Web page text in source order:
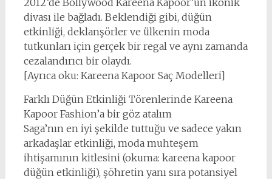
2012’de Bollywood Kareena Kapoor’un ikonik
divası ile bağladı. Beklendiği gibi, düğün
etkinliği, deklanşörler ve ülkenin moda
tutkunları için gerçek bir regal ve aynı zamanda
cezalandırıcı bir olaydı.
[Ayrıca oku: Kareena Kapoor Saç Modelleri]
Farklı Düğün Etkinliği Törenlerinde Kareena
Kapoor Fashion’a bir göz atalım
Saga’nın en iyi şekilde tuttuğu ve sadece yakın
arkadaşlar etkinliği, moda muhteşem
ihtişamının kitlesini (okuma: kareena kapoor
düğün etkinliği), şöhretin yanı sıra potansiyel